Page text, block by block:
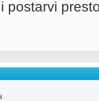
postarvi